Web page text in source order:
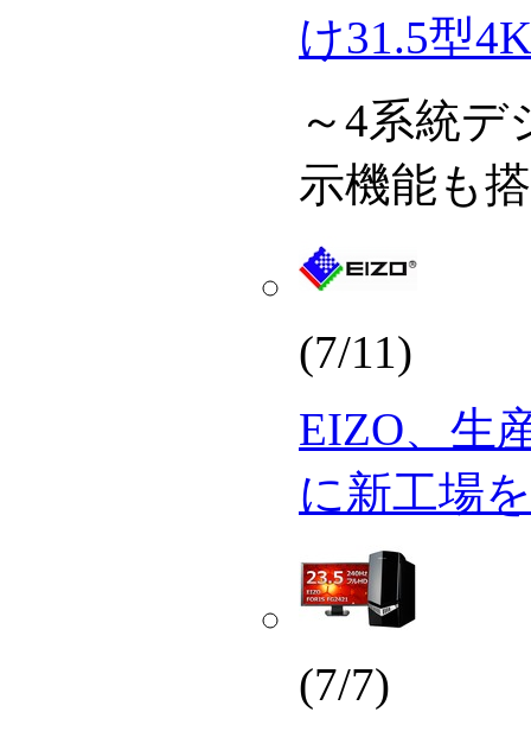
け31.5型
～4系統デ
示機能も
(7/11)
EIZO、生
に新工場
(7/7)